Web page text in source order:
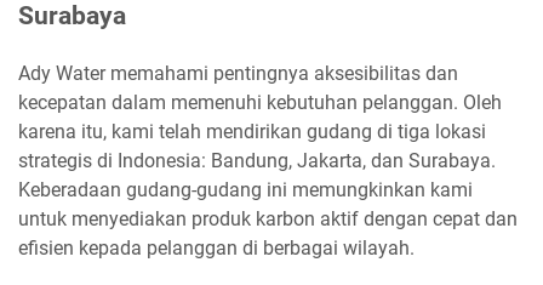
Surabaya
Ady Water memahami pentingnya aksesibilitas dan
kecepatan dalam memenuhi kebutuhan pelanggan. Oleh
karena itu, kami telah mendirikan gudang di tiga lokasi
strategis di Indonesia: Bandung, Jakarta, dan Surabaya.
Keberadaan gudang-gudang ini memungkinkan kami
untuk menyediakan produk karbon aktif dengan cepat dan
efisien kepada pelanggan di berbagai wilayah.